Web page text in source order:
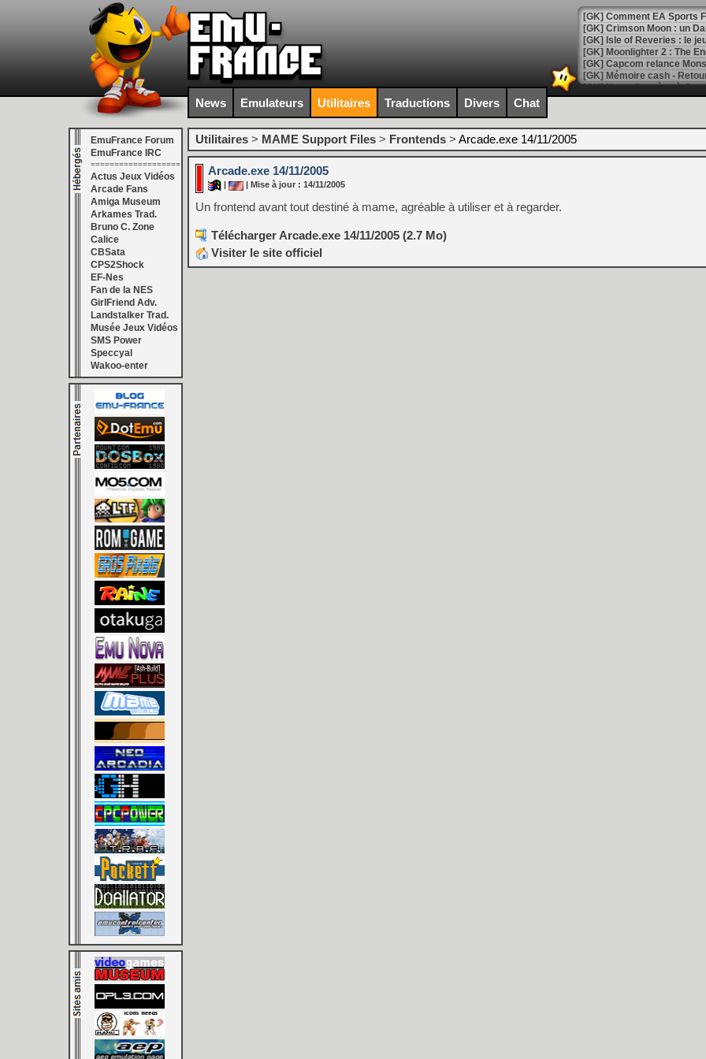
[GK] Comment EA Sports
[GK] Crimson Moon : un
[GK] Isle of Reveries : le
[GK] Moonlighter 2 : The
[GK] Capcom relance
[Mo5] Deux inédits du
[GK] Le beat'em up The
[GK] Endless Legend 2 :
[LS] [PS5] Le WebKit
[GK] Oubliez Crazy Taxi,
[LS] [Switch] NSZ 5.0.0
[GK] No More Room in
[GK] Un chatbot Atelier
[GK] Mémoire cash -
[GK] Nvidia : le prix des
[GK] Suikoden Star Leap
[Mo5] La mini borne
[GK] Le studio de FIFA
[GK] La PlayStation 1 en
[GK] Dawn of War 4 : les
[GK] CloverPit : l'héritier
[GK] Stellar Blade : Blood
[GK] Palworld Online est
[GK] Wuchang 2 : le
[GK] Test : Big Walk est
[GK] Starsand Island : la
[GK] Dan Houser (GTA)
News Emulateurs Utilitaires Traductions Divers Chat
EmuFrance Forum
EmuFrance IRC
===================
Actus Jeux Vidéos
Arcade Fans
Amiga Museum
Arkames Trad.
Bruno C. Zone
Calice
CBSata
CPS2Shock
EF-Nes
Fan de la NES
GirlFriend Adv.
Landstalker Trad.
Musée Jeux Vidéos
SMS Power
Speccyal
Wakoo-enter
Utilitaires > MAME Support Files > Frontends > Arcade.exe 14/11/2005
Arcade.exe 14/11/2005
| Mise à jour : 14/11/2005
Un frontend avant tout destiné à mame, agréable à utiliser et à regarder.
Télécharger Arcade.exe 14/11/2005 (2.7 Mo)
Visiter le site officiel